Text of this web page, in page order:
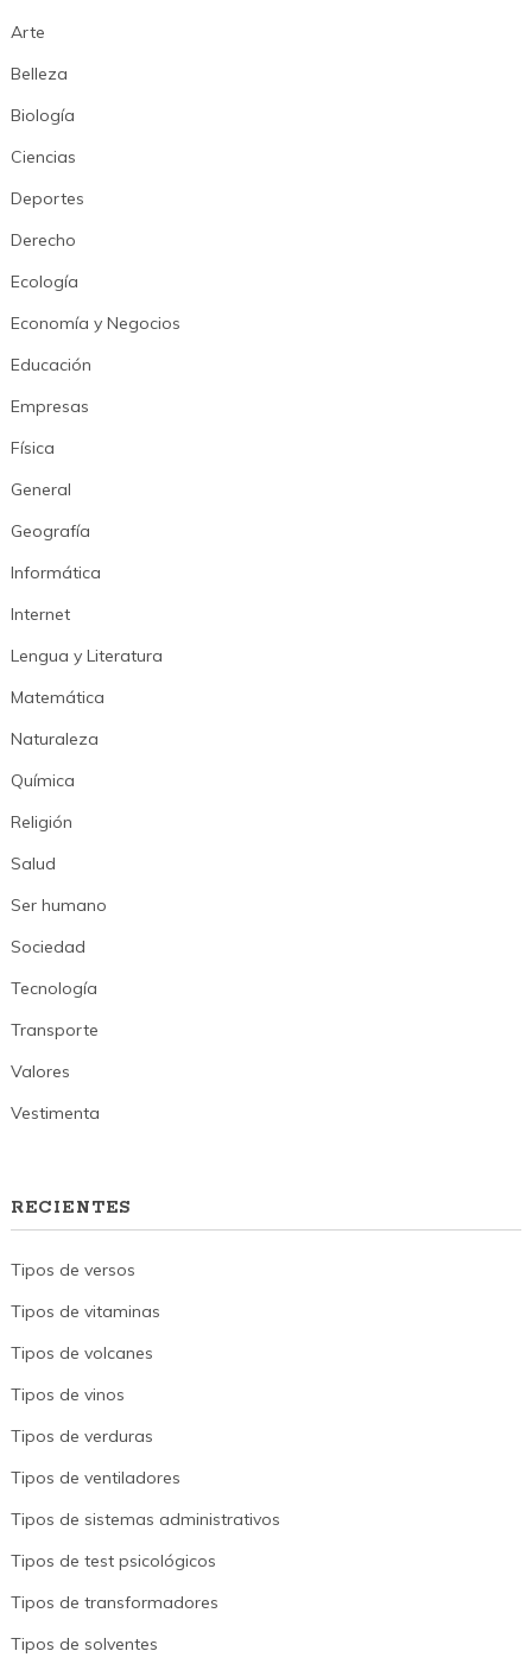
Arte
Belleza
Biología
Ciencias
Deportes
Derecho
Ecología
Economía y Negocios
Educación
Empresas
Física
General
Geografía
Informática
Internet
Lengua y Literatura
Matemática
Naturaleza
Química
Religión
Salud
Ser humano
Sociedad
Tecnología
Transporte
Valores
Vestimenta
RECIENTES
Tipos de versos
Tipos de vitaminas
Tipos de volcanes
Tipos de vinos
Tipos de verduras
Tipos de ventiladores
Tipos de sistemas administrativos
Tipos de test psicológicos
Tipos de transformadores
Tipos de solventes